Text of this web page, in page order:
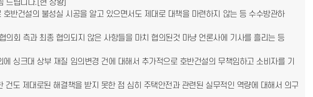
드립니다.[현 상황]
반건설의 불성실 시공을 알고 있으면서도 제대로 대책을 마련하지 않는 등 수수방관하
회 측과 최종 협의되지 않은 사항들을 마치 협의된것 마냥 언론사에 기사를 흘리는 등
싱크대 상부 재질 임의변경 건에 대해서 추가적으로 호반건설의 무책임하고 소비자를 기
도 제대로된 해결책을 받지 못한 점 심히 주택안전과 관련된 실무적인 역량에 대해서 의구